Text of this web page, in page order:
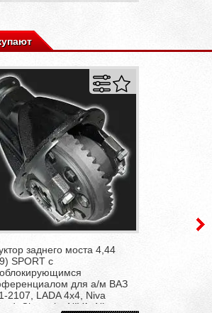
заднего моста 4,44
SPORT с
для а/м ВАЗ
2107, LADA 4x4, Niva
Chevrolet NIVA, Niva